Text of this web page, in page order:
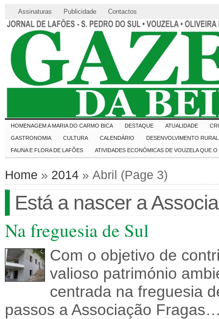
Assinaturas Publicidade Contactos
HOMENAGEM A MARIA DO CARMO BICA DESTAQUE ATUALIDADE
GASTRONOMIA CULTURA CALENDÁRIO DESENVOLVIMENTO RURAL
FAUNA E FLORA DE LAFÕES ATIVIDADES ECONÓMICAS DE VOUZELA QUE
Home » 2014 » Abril (Page 3)
Está a nascer a
Na freguesia de Sul
Com o objetivo de
valioso património
centrada na freguesia
passos a Associação